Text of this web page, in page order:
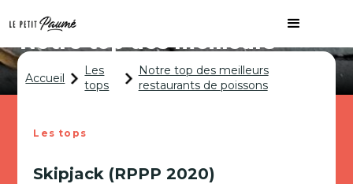
Notre top des meilleurs
restaurants de poissons
Accueil
Les
tops
Notre top des meilleurs
restaurants de poissons
Les tops
Skipjack (RPPP 2020)